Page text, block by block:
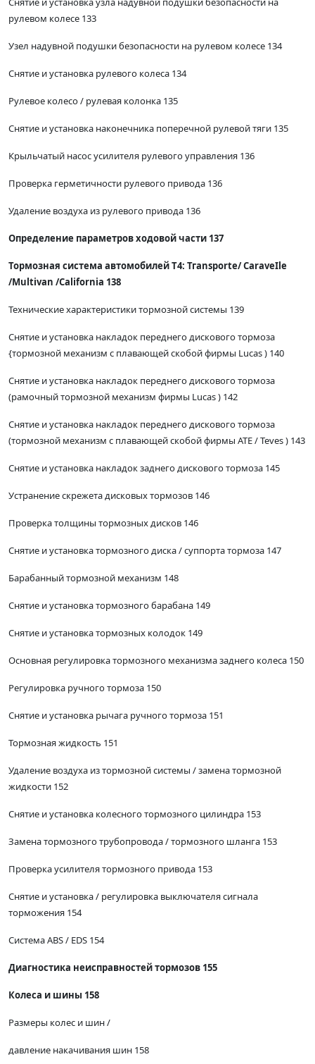
рулевом колесе 133
Узел надувной подушки безопасности на рулевом колесе 134
Снятие и установка рулевого колеса 134
Рулевое колесо / рулевая колонка 135
Снятие и установка наконечника поперечной рулевой тяги 135
Крыльчатый насос усилителя рулевого управления 136
Проверка герметичности рулевого привода 136
Удаление воздуха из рулевого привода 136
Определение параметров ходовой части 137
Тормозная система автомобилей Т4: Тгаnsporte/ СаraveIle
/Multivan /California 138
Технические характеристики тормозной системы 139
Снятие и установка накладок переднего дискового тормоза
{тормозной механизм с плавающей скобой фирмы Lucas ) 140
Снятие и установка накладок переднего дискового тормоза
(рамочный тормозной механизм фирмы Lucas ) 142
Снятие и установка накладок переднего дискового тормоза
(тормозной механизм с плавающей скобой фирмы ATE / Teves ) 143
Снятие и установка накладок заднего дискового тормоза 145
Устранение скрежета дисковых тормозов 146
Проверка толщины тормозных дисков 146
Снятие и установка тормозного диска / суппорта тормоза 147
Барабанный тормозной механизм 148
Снятие и установка тормозного барабана 149
Снятие и установка тормозных колодок 149
Основная регулировка тормозного механизма заднего колеса 150
Регулировка ручного тормоза 150
Снятие и установка рычага ручного тормоза 151
Тормозная жидкость 151
Удаление воздуха из тормозной системы / замена тормозной
жидкости 152
Снятие и установка колесного тормозного цилиндра 153
Замена тормозного трубопровода / тормозного шланга 153
Проверка усилителя тормозного привода 153
Снятие и установка / регулировка выключателя сигнала
торможения 154
Система ABS / EDS 154
Диагностика неисправностей тормозов 155
Колеса и шины 158
Размеры колес и шин /
давление накачивания шин 158